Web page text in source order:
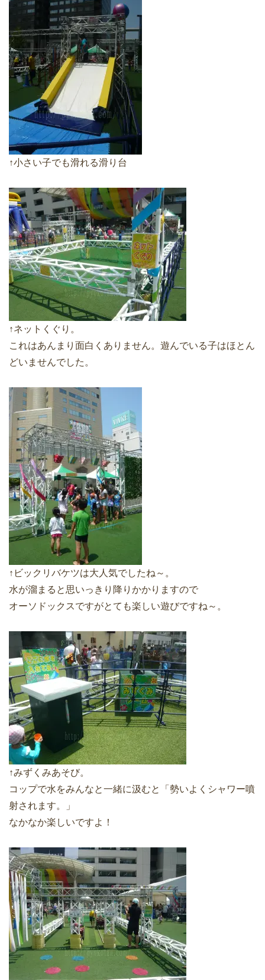
↑小さい子でも滑れる滑り台
↑ネットくぐり。
これはあんまり面白くありません。遊んでいる子はほとん
どいませんでした。
↑ビックリバケツは大人気でしたね～。
水が溜まると思いっきり降りかかりますので
オーソドックスですがとても楽しい遊びですね～。
↑みずくみあそび。
コップで水をみんなと一緒に汲むと「勢いよくシャワー噴
射されます。」
なかなか楽しいですよ！